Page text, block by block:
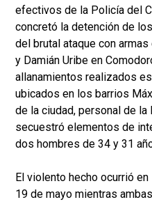
efectivos de la Policía del
concretó la detención de
del brutal ataque con
y Damián Uribe en
allanamientos realizados
ubicados en los barrios
de la ciudad, personal de
secuestró elementos de
dos hombres de 34 y 31
El violento hecho ocurrió
19 de mayo mientras